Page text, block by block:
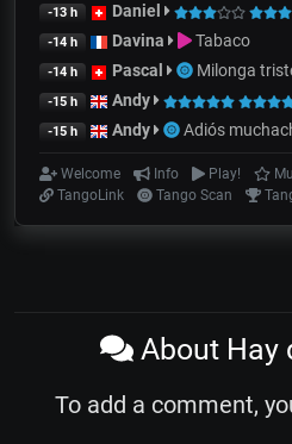
-13 h Daniel
-14 h Davina Tabaco
-14 h Pascal Milonga
-15 h Andy
-15 h Andy Adiós
Welcome Info Play!
TangoLink
Tango Scan
About Hay
To add a comment,